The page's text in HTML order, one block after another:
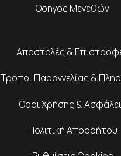
Οδηγός Μεγεθών
Αποστολές &
Τρόποι Παραγγελίας &
Όροι Χρήσης &
Πολιτική Απορρήτου